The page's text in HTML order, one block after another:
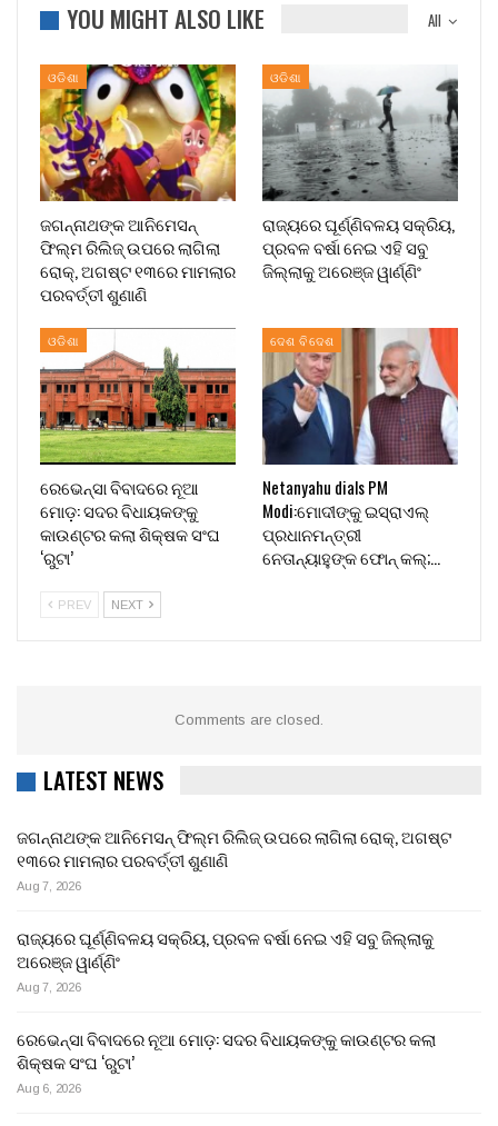
All
YOU MIGHT ALSO LIKE
ଓଡିଶା
ଜଗନ୍ନାଥଙ୍କ ଆନିମେସନ୍
ଫିଲ୍ମ ରିଲିଜ୍ ଉପରେ ଲାଗିଲା
ରୋକ୍, ଅଗଷ୍ଟ ୧୩ରେ ମାମଲାର
ପରବର୍ତ୍ତୀ ଶୁଣାଣି
ଓଡିଶା
ରାଜ୍ୟରେ ଘୂର୍ଣ୍ଣିବଳୟ ସକ୍ରିୟ,
ପ୍ରବଳ ବର୍ଷା ନେଇ ଏହି ସବୁ
ଜିଲ୍ଲାକୁ ଅରେଞ୍ଜ ୱାର୍ଣ୍ଣିଂ
ଓଡିଶା
ରେଭେନ୍ସା ବିବାଦରେ ନୂଆ
ମୋଡ଼: ସଦର ବିଧାୟକଙ୍କୁ
କାଉଣ୍ଟର କଲା ଶିକ୍ଷକ ସଂଘ
‘ରୁଟା’
ଦେଶ ବିଦେଶ
Netanyahu dials PM
Modi:ମୋଦୀଙ୍କୁ ଇସ୍ରାଏଲ୍
ପ୍ରଧାନମନ୍ତ୍ରୀ
ନେତାନ୍ୟାହୁଙ୍କ ଫୋନ୍ କଲ୍;…
PREV NEXT
Comments are closed.
LATEST NEWS
ଜଗନ୍ନାଥଙ୍କ ଆନିମେସନ୍ ଫିଲ୍ମ ରିଲିଜ୍ ଉପରେ ଲାଗିଲା ରୋକ୍, ଅଗଷ୍ଟ
୧୩ରେ ମାମଲାର ପରବର୍ତ୍ତୀ ଶୁଣାଣି
Aug 7, 2026
ରାଜ୍ୟରେ ଘୂର୍ଣ୍ଣିବଳୟ ସକ୍ରିୟ, ପ୍ରବଳ ବର୍ଷା ନେଇ ଏହି ସବୁ ଜିଲ୍ଲାକୁ
ଅରେଞ୍ଜ ୱାର୍ଣ୍ଣିଂ
Aug 7, 2026
ରେଭେନ୍ସା ବିବାଦରେ ନୂଆ ମୋଡ଼: ସଦର ବିଧାୟକଙ୍କୁ କାଉଣ୍ଟର କଲା
ଶିକ୍ଷକ ସଂଘ ‘ରୁଟା’
Aug 6, 2026